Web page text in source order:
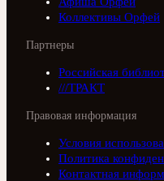
Коллективы Орфей
Партнеры
Российская
///ТРАКТ
Правовая информация
Условия
Политика
Контактная